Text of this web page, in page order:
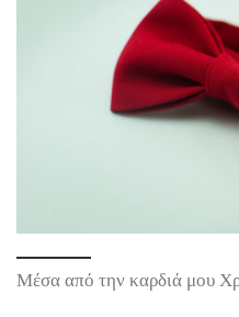
Μέσα από την καρδιά μου